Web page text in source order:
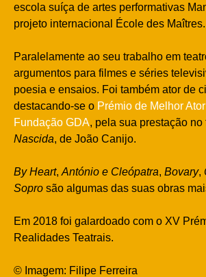
escola suíça de artes performativas
projeto internacional École des Maîtres.
Paralelamente ao seu trabalho em
argumentos para filmes e séries
poesia e ensaios. Foi também ator de
destacando-se o Prémio de Melhor
Fundação GDA, pela sua prestação no
Nascida, de João Canijo.
By Heart, António e Cleópatra, Bovary,
Sopro são algumas das suas obras
Em 2018 foi galardoado com o XV
Realidades Teatrais.
© Imagem: Filipe Ferreira